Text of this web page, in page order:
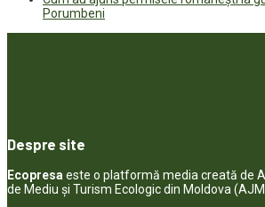
Porumbeni
Despre site
Ecopresa este o platformă media creată de
de Mediu și Turism Ecologic din Moldova